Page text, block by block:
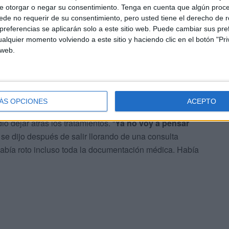
otorgar o negar su consentimiento. Tenga en cuenta que algún
no requerir de su consentimiento, pero usted tiene el derecho de
se aplicarán solo a este sitio web. Puede cambiar sus
momento volviendo a este sitio y haciendo clic en el botón
OPCIONES ACEPTO
Quebrados. Se casaron en1997y duranteveinte
alquiler y soñando con formar una familia. Pero ese
tratamientos médicos, le comunicaran que sufría una
natural.
ya había perdido la esperanza
dejar atrás los tratamientos. “Ya no voy a pensar
se dijo después de salir llorando de una consulta
roto incluso toda la documentación médica. Había